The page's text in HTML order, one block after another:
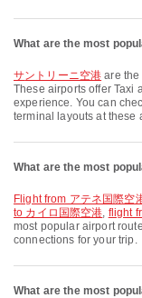
What are the most
サントリーニ空港 are the
These airports offer Taxi
experience. You can
terminal layouts at these
What are the most
flight from アテネ国際空
to カイロ国際空港, flight
most popular airport
connections for your trip.
What are the most